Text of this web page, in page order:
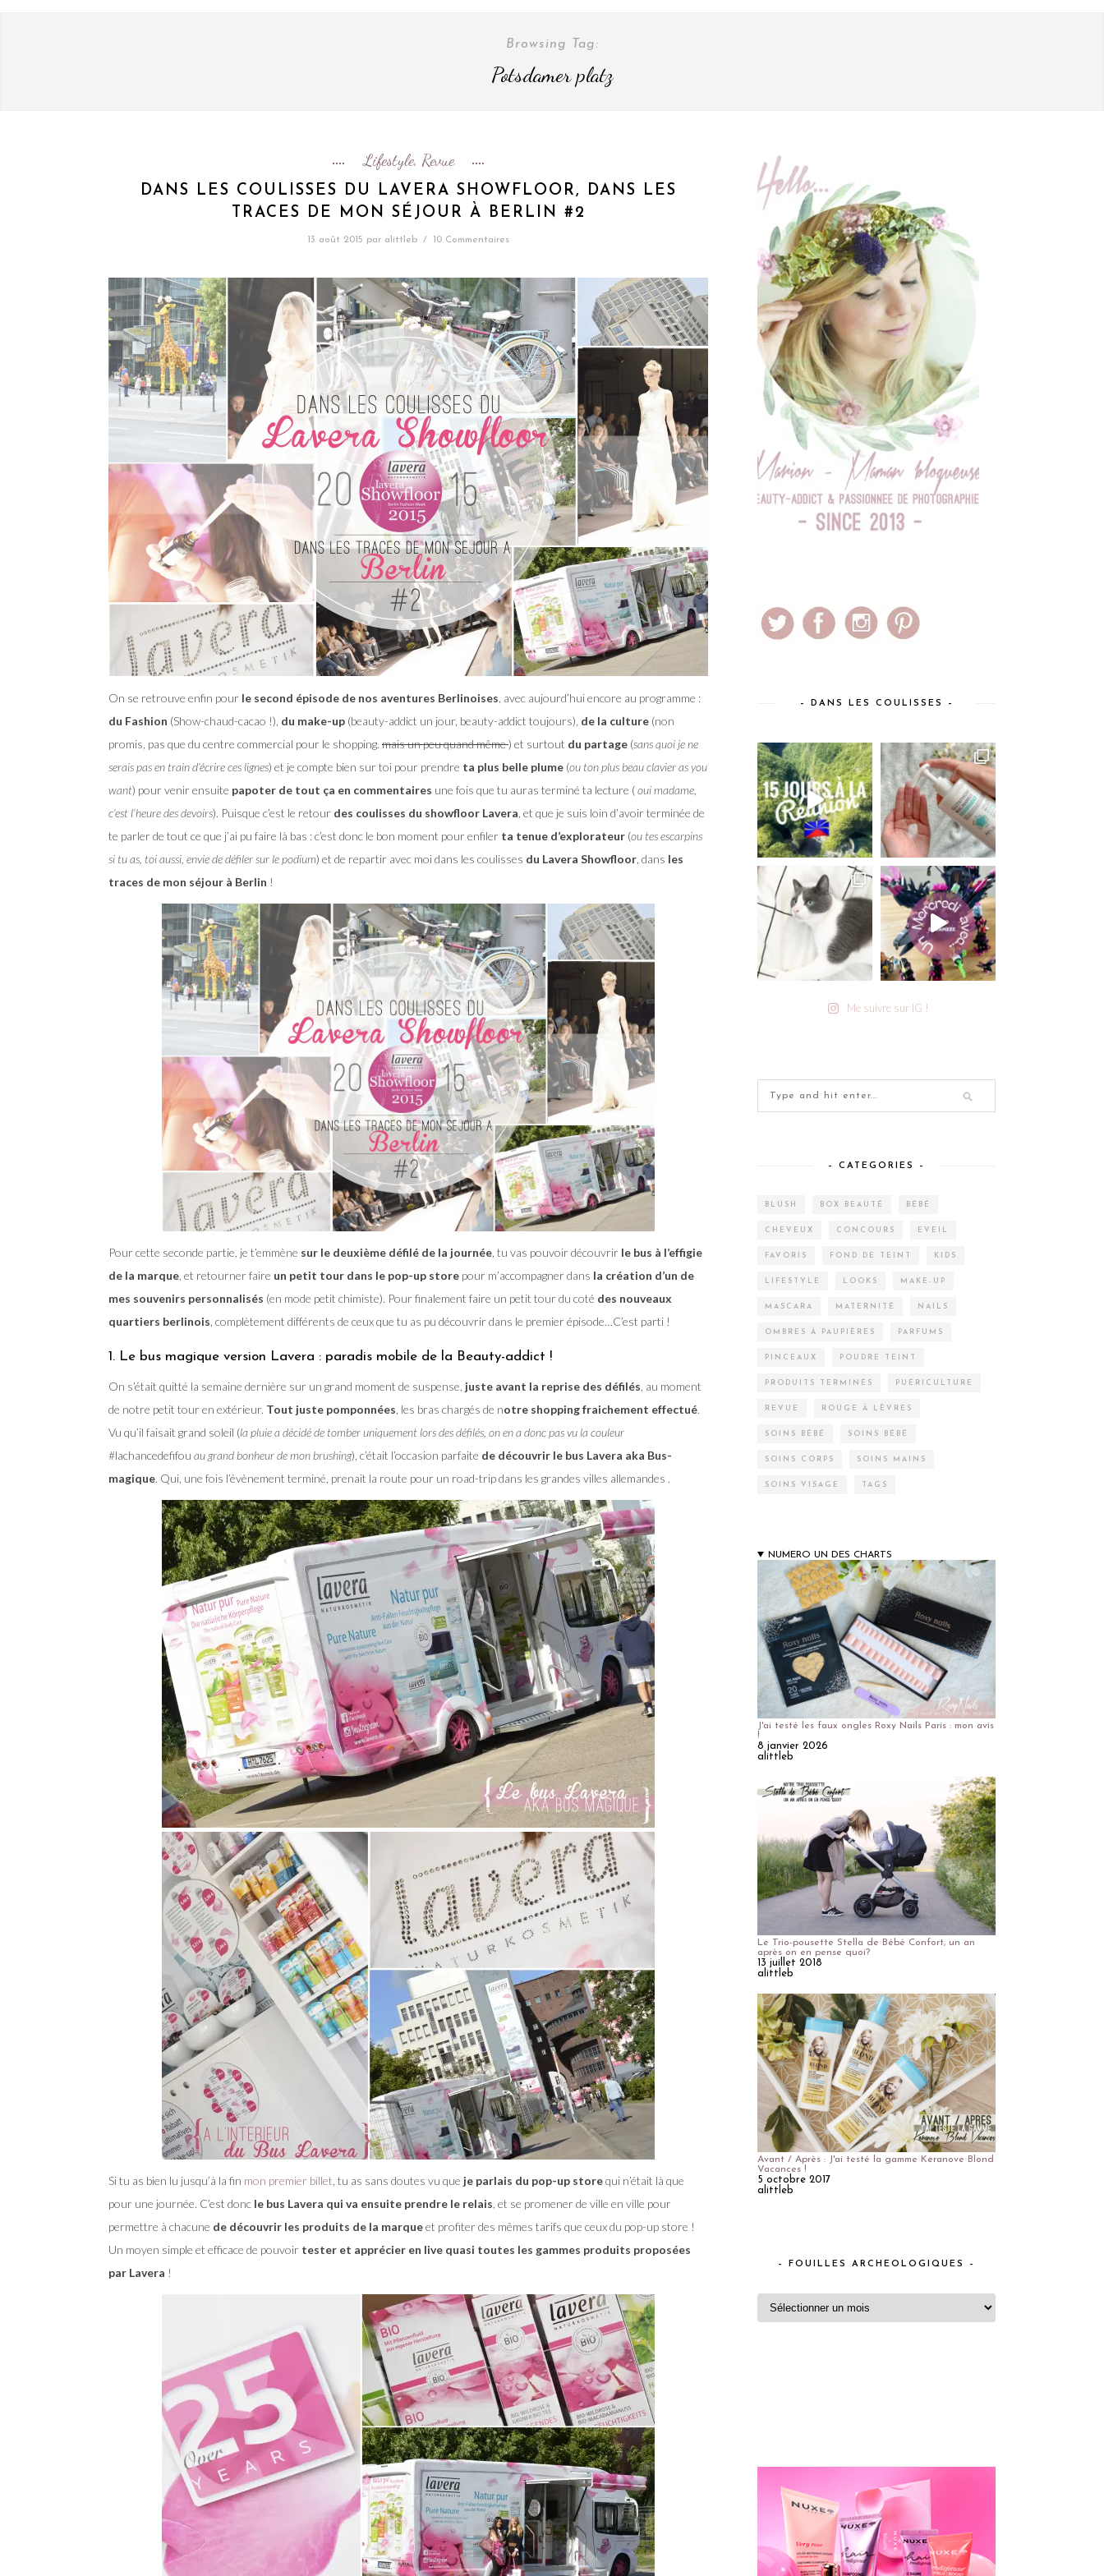
Browsing Tag:
Potsdamer platz
Lifestyle, Revue
DANS LES COULISSES DU LAVERA SHOWFLOOR, DANS LES
TRACES DE MON SÉJOUR À BERLIN #2
13 août 2015 par alittleb / 10 Commentaires
On se retrouve enfin pour le second épisode de nos aventures Berlinoises , avec aujourd’hui encore au programme :
du Fashion (Show-chaud-cacao !), du make-up (beauty-addict un jour, beauty-addict toujours), de la culture (non
promis, pas que du centre commercial pour le shopping. mais un peu quand même) et surtout du partage (sans quoi je ne
serais pas en train d’écrire ces lignes) et je compte bien sur toi pour prendre ta plus belle plume (ou ton plus beau clavier as you
want) pour venir ensuite papoter de tout ça en commentaires une fois que tu auras terminé ta lecture (oui madame,
c’est l’heure des devoirs). Puisque c’est le retour des coulisses du showfloor Lavera , et que je suis loin d’avoir terminée de
te parler de tout ce que j’ai pu faire là bas : c’est donc le bon moment pour enfiler ta tenue d’explorateur (ou tes escarpins
si tu as, toi aussi, envie de défiler sur le podium) et de repartir avec moi dans les coulisses du Lavera Showfloor , dans les
traces de mon séjour à Berlin !
Pour cette seconde partie, je t’emmène sur le deuxième défilé de la journée , tu vas pouvoir découvrir le bus à l’effigie
de la marque , et retourner faire un petit tour dans le pop-up store pour m’accompagner dans la création d’un de
mes souvenirs personnalisés (en mode petit chimiste). Pour finalement faire un petit tour du coté des nouveaux
quartiers berlinois , complètement différents de ceux que tu as pu découvrir dans le premier épisode…C’est parti !
1. Le bus magique version Lavera : paradis mobile de la Beauty-addict !
On s’était quitté la semaine dernière sur un grand moment de suspense, juste avant la reprise des défilés , au moment
de notre petit tour en extérieur. Tout juste pomponnées , les bras chargés de notre shopping fraichement effectué.
Vu qu’il faisait grand soleil (la pluie a décidé de tomber uniquement lors des défilés, on en a donc pas vu la couleur
#lachancedefifou au grand bonheur de mon brushing), c’était l’occasion parfaite de découvrir le bus Lavera aka Bus-
magique. Qui, une fois l’évènement terminé, prenait la route pour un road-trip dans les grandes villes allemandes .
Si tu as bien lu jusqu’à la fin mon premier billet , tu as sans doutes vu que je parlais du pop-up storequi n’était là que
pour une journée. C’est donc le bus Lavera qui va ensuite prendre le relais , et se promener de ville en ville pour
permettre à chacune de découvrir les produits de la marqueet profiter des mêmes tarifs que ceux du pop-up store !
Un moyen simple et efficace de pouvoir tester et apprécier en live quasi toutes les gammes produits proposées
par Lavera !
– DANS LES COULISSES –
Me suivre sur IG !
– CATEGORIES –
BLUSH BOX BEAUTÉ BÉBÉ
CHEVEUX CONCOURS EVEIL
FAVORIS FOND DE TEINT KIDS
LIFESTYLE LOOKS MAKE-UP
MASCARA MATERNITÉ NAILS
OMBRES À PAUPIÈRES PARFUMS
PINCEAUX POUDRE TEINT
PRODUITS TERMINÉS PUÉRICULTURE
REVUE ROUGE À LÈVRES
SOINS BÉBÉ SOINS BÉBÉ
SOINS CORPS SOINS MAINS
SOINS VISAGE TAGS
NUMERO UN DES CHARTS
J'ai testé les faux ongles Roxy Nails Paris : mon avis
!
8 janvier 2026
alittleb
Le Trio-pousette Stella de Bébé Confort, un an
après on en pense quoi?
13 juillet 2018
alittleb
Avant / Après : J'ai testé la gamme Keranove Blond
Vacances !
5 octobre 2017
alittleb
– FOUILLES ARCHEOLOGIQUES –